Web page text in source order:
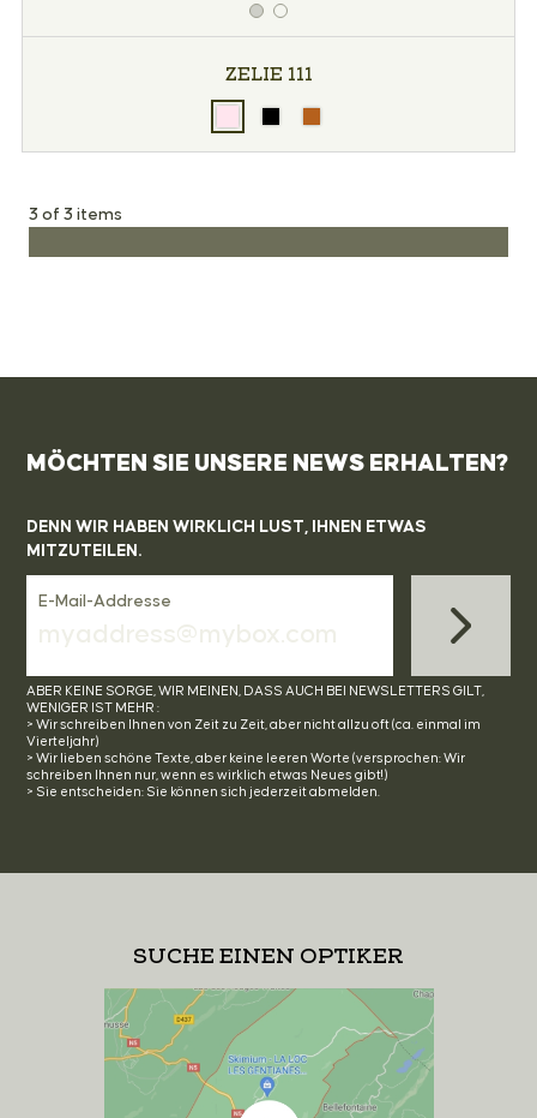
ZELIE 111
3 of 3 items
MÖCHTEN SIE UNSERE NEWS ERHALTEN?
DENN WIR HABEN WIRKLICH LUST, IHNEN ETWAS
MITZUTEILEN.
E-Mail-Addresse
ABER KEINE SORGE, WIR MEINEN, DASS AUCH BEI NEWSLETTERS GILT,
WENIGER IST MEHR :
> Wir schreiben Ihnen von Zeit zu Zeit, aber nicht allzu oft (ca. einmal im
Vierteljahr)
> Wir lieben schöne Texte, aber keine leeren Worte (versprochen: Wir
schreiben Ihnen nur, wenn es wirklich etwas Neues gibt!)
> Sie entscheiden: Sie können sich jederzeit abmelden.
SUCHE EINEN OPTIKER